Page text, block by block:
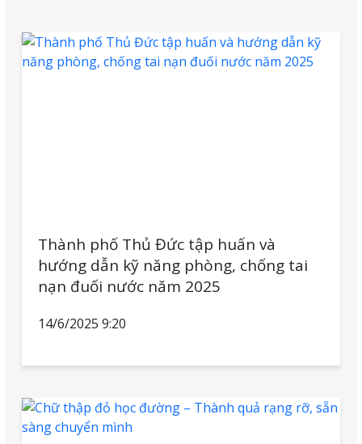
Thành phố Thủ Đức tập huấn và
hướng dẫn kỹ năng phòng, chống tai
nạn đuối nước năm 2025
14/6/2025 9:20